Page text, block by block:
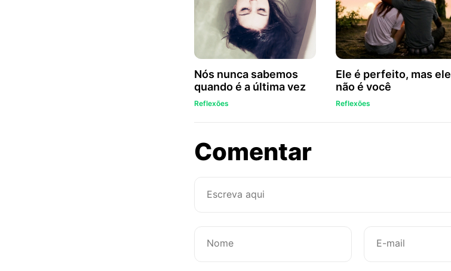
Nós nunca sabemos
quando é a última vez
Reflexões
Ele é perfeito, mas ele
não é você
Reflexões
Comentarsobre